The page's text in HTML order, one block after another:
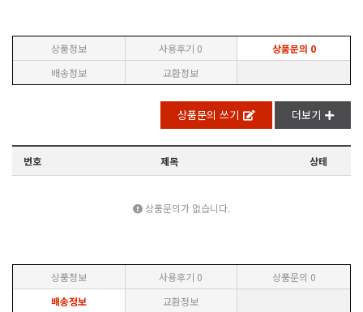
상품정보 사용후기 0 상품문의 0
배송정보
교환정보
상품문의 쓰기 더보기
번호 제목 상테
상품문의가 없습니다.
상품정보 사용후기 0 상품문의 0
배송정보
교환정보